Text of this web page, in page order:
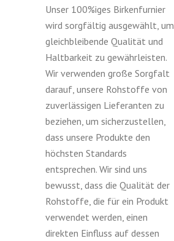
Unser 100%iges Birkenfurnier
wird sorgfältig ausgewählt, um
gleichbleibende Qualität und
Haltbarkeit zu gewährleisten.
Wir verwenden große Sorgfalt
darauf, unsere Rohstoffe von
zuverlässigen Lieferanten zu
beziehen, um sicherzustellen,
dass unsere Produkte den
höchsten Standards
entsprechen. Wir sind uns
bewusst, dass die Qualität der
Rohstoffe, die für ein Produkt
verwendet werden, einen
direkten Einfluss auf dessen